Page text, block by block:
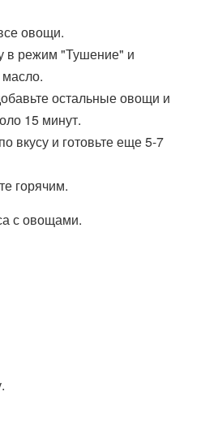
овощи.
в режим "Тушение" и
масло.
остальные овощи и
15 минут.
вкусу и готовьте еще 5-7
горячим.
с овощами.